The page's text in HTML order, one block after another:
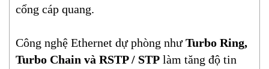
cổng cáp quang.
Công nghệ Ethernet dự phòng nhưTurbo Ring,
Turbo Chain và RSTP / STP làm tăng độ tin